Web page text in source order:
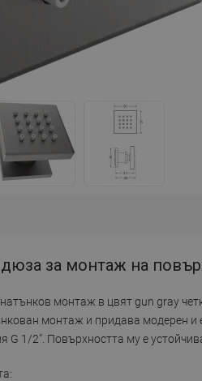
за монтаж на
монтаж в цвят gun gray
монтаж и придава модерен и
G 1/2". Повърхността му е